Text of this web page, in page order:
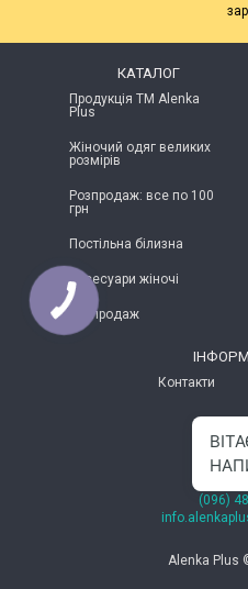
КАТАЛОГ
Продукція ТМ Alenka
Plus
Жіночий одяг великих
розмірів
Розпродаж: все по 100
грн
Постільна білизна
Аксесуари жіночі
Розпродаж
Контакти
(096)
Alenka Plus